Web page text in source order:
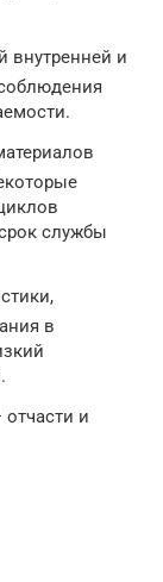
внутренней и
службы
в
и